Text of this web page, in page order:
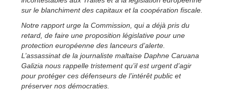
sur le blanchiment des capitaux et la coopération fiscale.
Notre rapport urge la Commission, qui a déjà pris du
retard, de faire une proposition législative pour une
protection européenne des lanceurs d’alerte.
L’assassinat de la journaliste maltaise Daphne Caruana
Galizia nous rappelle tristement qu’il est urgent d’agir
pour protéger ces défenseurs de l’intérêt public et
préserver nos démocraties.